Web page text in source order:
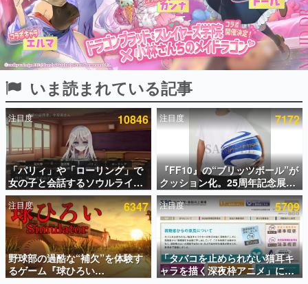
ピックアップ
電ファミのいま読まれている記事ランキング
アプリセール情報
インタビュー
連載・特集一覧
殿堂入り記事
SNS拡散数が数千以上！ ページビュー数万以上！ などな
ど。多くの人々に読まれた、電ファミ渾身の“殿堂入り”記
事をまとめました。
いま読まれている記事
注目度 10846
「パリィ」や「ローリング」で
女の子と会話するソウルライク
恋愛ゲーム『小早川さんはソウ
ルライク』無料公開。返事に失
敗すると「YOU DIED」
注目度 7172
『FF10』の“ブリッツボール”が
クッション化。25周年記念展
「FINAL FANTASY X
MUSEUM-幻光の記憶-」のグッ
ズ情報が一部公開
注目度 6347
野球部の過酷な“補欠”を体験す
るゲーム『球ひろい
注目度 5709
「タバコを止められない猫耳キ
ャラを描く深夜枠アニメ」に視